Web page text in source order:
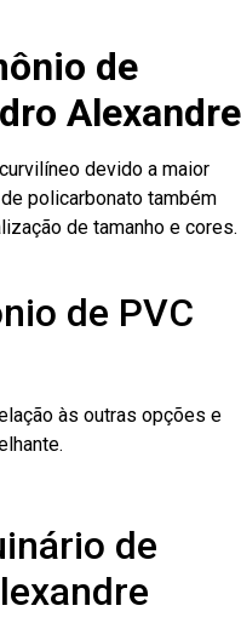
de
Alexandre
devido a maior
policarbonato também
de tamanho e cores.
de PVC
às outras opções e
de